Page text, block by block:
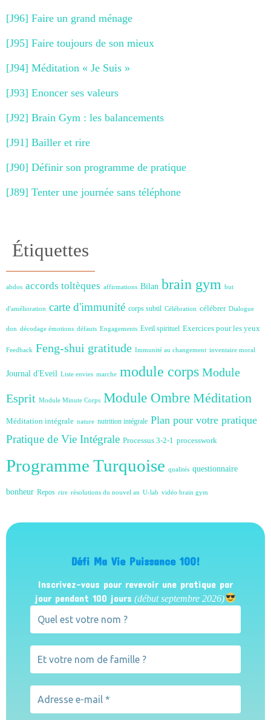
[J96] Faire un grand ménage
[J95] Faire toujours de son mieux
[J94] Méditation « Je Suis »
[J93] Enoncer ses valeurs
[J92] Brain Gym : les balancements
[J91] Bailler et rire
[J90] Définir son programme de pratique
[J89] Tenter une journée sans téléphone
Étiquettes
abdos accords toltèques affirmations Bilan brain gym but
d'amélioration carte d'immunité corps subtil Célébration célébrer Dialogue
don décodage émotions défauts Engagements Eveil spirituel Exercices pour les yeux
Feedback Feng-shui gratitude Immunité au changement inventaire moral
Journal d'Eveil Liste envies marche module corps Module
Esprit Module Minute Corps Module Ombre Méditation
Méditation intégrale nature nutrition intégrale Plan pour votre pratique
Pratique de Vie Intégrale Processus 3-2-1 processwork
Programme Turquoise qualités questionnaire
bonheur Repos rire résolutions du nouvel an U-lab vidéo brain gym
Défi Ma Vie Puissance 100!
Inscrivez-vous pour revevoir une pratique par
jour pendant 100 jours (début septembre 2026)